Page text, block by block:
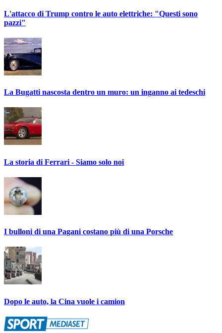
L'attacco di Trump contro le auto elettriche: "Questi sono
pazzi"
La Bugatti nascosta dentro un muro: un inganno ai tedeschi
La storia di Ferrari - Siamo solo noi
I bulloni di una Pagani costano più di una Porsche
Dopo le auto, la Cina vuole i camion